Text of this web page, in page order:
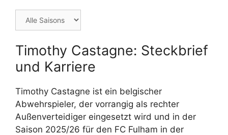
Timothy Castagne: Steckbrief
und Karriere
Timothy Castagne ist ein belgischer
Abwehrspieler, der vorrangig als rechter
Außenverteidiger eingesetzt wird und in der
Saison 2025/26 für den FC Fulham in der